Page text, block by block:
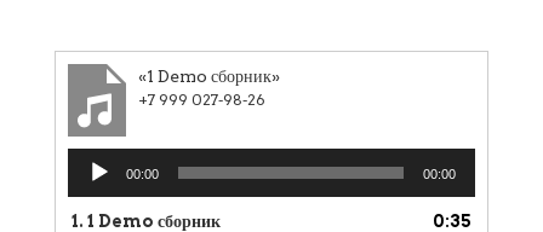
«1 Demo сборник»
+7 999 027-98-26
Аудиоплеер
00:00 00:00
1. 1 Demo сборник
0:35